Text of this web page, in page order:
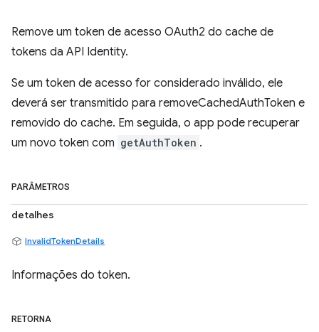
Remove um token de acesso OAuth2 do cache de
tokens da API Identity.
Se um token de acesso for considerado inválido, ele
deverá ser transmitido para removeCachedAuthToken e
removido do cache. Em seguida, o app pode recuperar
um novo token com getAuthToken .
PARÂMETROS
detalhes
InvalidTokenDetails
Informações do token.
RETORNA